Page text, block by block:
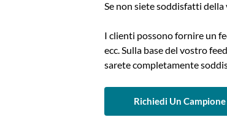
Se non siete soddisfatti
I clienti possono fornire un
ecc. Sulla base del vostro
sarete completamente
Richiedi Un